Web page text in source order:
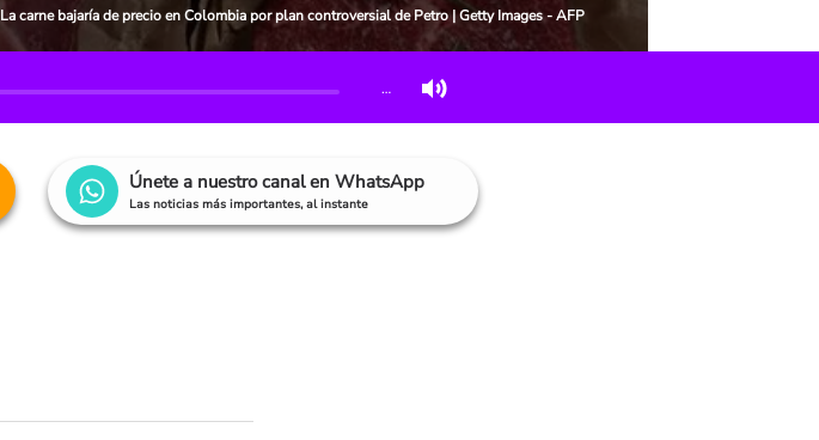
La carne bajaría de precio en Colombia por plan controversial de Petro | Getty Images - AFP
…
Únete a nuestro canal en WhatsApp
Las noticias más importantes, al instante